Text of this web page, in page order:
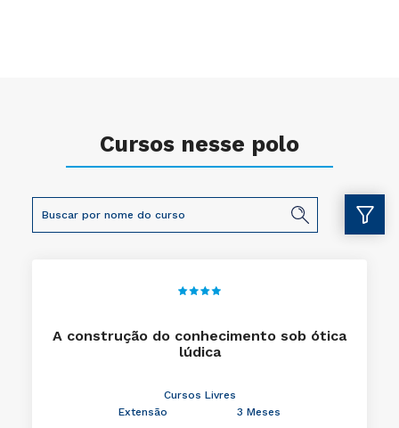
Cursos nesse polo
A construção do conhecimento sob ótica
lúdica
Cursos Livres
Extensão
3 Meses